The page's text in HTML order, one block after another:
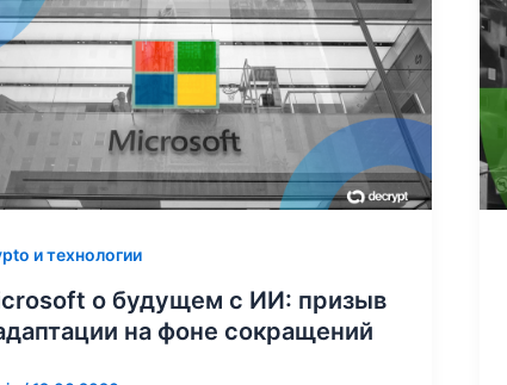
и технологии
о будущем с ИИ: призыв
на фоне сокращений